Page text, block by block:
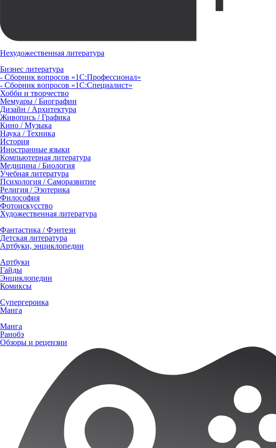
Нехудожественная литература
Бизнес литература
- Сборник вопросов «1С:Профессионал»
- Сборник вопросов «1С:Специалист»
Хобби и творчество
Мемуары / Биографии
Дизайн / Архитектура
Живопись / Графика
Кино / Музыка
Наука / Техника
История
Иностранные языки
Компьютерная литература
Медицина / Биология
Учебная литература
Психология / Саморазвитие
Религия / Эзотерика
Философия
Фотоискусство
Художественная литература
Фантастика / Фэнтези
Детская литература
Артбуки, энциклопедии
Артбуки
Гайды
Энциклопедии
Комиксы
Супергероика
Манга
Манга
Ранобэ
Обзоры и рецензии